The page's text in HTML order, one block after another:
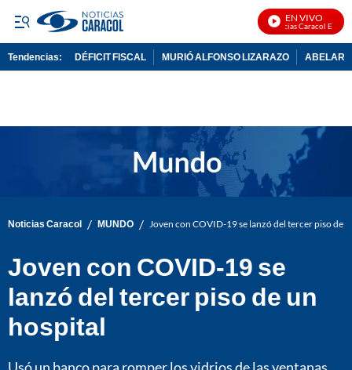
EN VIVO
Noticias Caracol En Vivo
Tendencias: DÉFICIT FISCAL MURIÓ ALFONSO LIZARAZO
Noticias Caracol / MUNDO / Joven con COVID-19 se lanzó del tercer piso de
Joven con COVID-19 se
lanzó del tercer piso de un
hospital
Usó un banco para romper los vidrios de las ventanas.